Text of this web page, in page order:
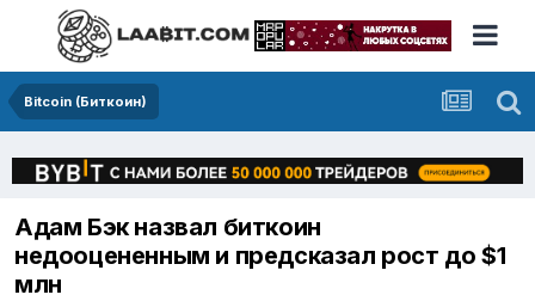
Bitcoin (Биткоин)
Адам Бэк назвал биткоин
недооцененным и предсказал рост до $1
млн